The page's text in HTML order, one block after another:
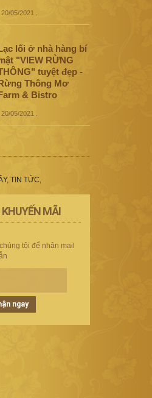
20/05/2021
lối ở nhà hàng bí
"VIEW RỪNG
tuyệt đẹp -
Thông Mơ
& Bistro
20/05/2021
, TIN TỨC
MÃI
tôi để nhận mail
ngay